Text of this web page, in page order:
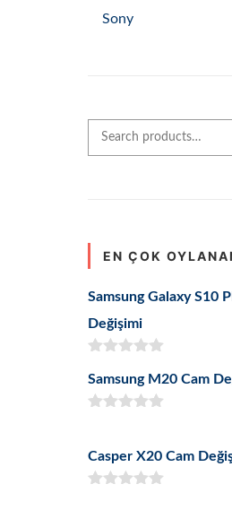
Sony
Search for:
EN ÇOK
Samsung Galaxy S10
Değişimi
5.00oy aldı
Samsung M20 Cam
Casper X20 Cam